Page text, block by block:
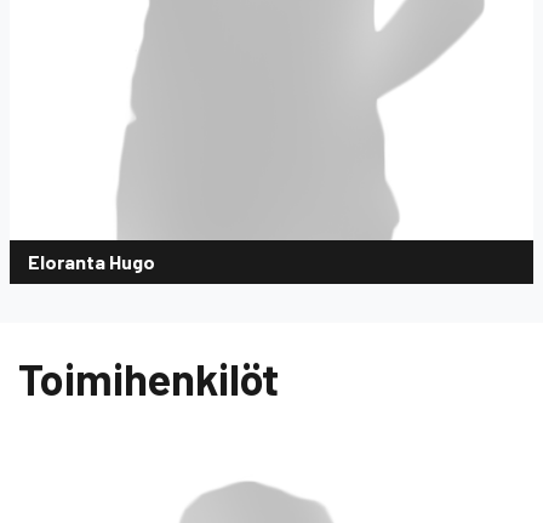
Eloranta Hugo
Toimihenkilöt